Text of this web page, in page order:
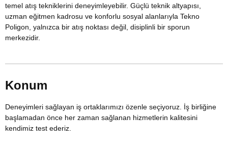
temel atış tekniklerini deneyimleyebilir. Güçlü teknik altyapısı,
uzman eğitmen kadrosu ve konforlu sosyal alanlarıyla Tekno
Poligon, yalnızca bir atış noktası değil, disiplinli bir sporun
merkezidir.
Konum
Deneyimleri sağlayan iş ortaklarımızı özenle seçiyoruz. İş birliğine
başlamadan önce her zaman sağlanan hizmetlerin kalitesini
kendimiz test ederiz.